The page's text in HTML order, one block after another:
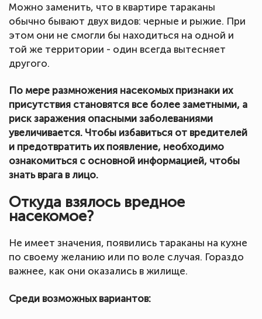
Можно заменить, что в квартире тараканы
обычно бывают двух видов: черные и рыжие. При
этом они не смогли бы находиться на одной и
той же территории - один всегда вытесняет
другого.
По мере размножения насекомых признаки их
присутствия становятся все более заметными, а
риск заражения опасными заболеваниями
увеличивается. Чтобы избавиться от вредителей
и предотвратить их появление, необходимо
ознакомиться с основной информацией, чтобы
знать врага в лицо.
Откуда взялось вредное
насекомое?
Не имеет значения, появились тараканы на кухне
по своему желанию или по воле случая. Гораздо
важнее, как они оказались в жилище.
Среди возможных вариантов: